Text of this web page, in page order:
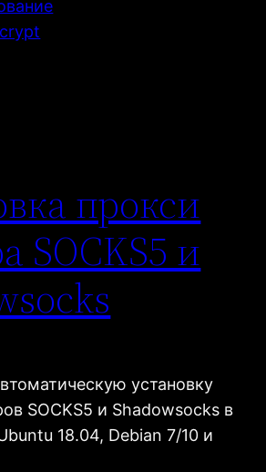
прокси
SOCKS5 и
установку
SOCKS5 и Shadowsocks в
18.04, Debian 7/10 и